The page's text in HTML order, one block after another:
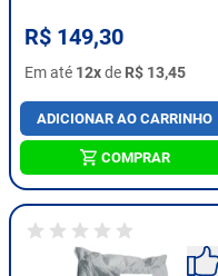
R$ 149,30
Em até 12xde R$ 13,45
ADICIONAR AO CARRINHO
COMPRAR